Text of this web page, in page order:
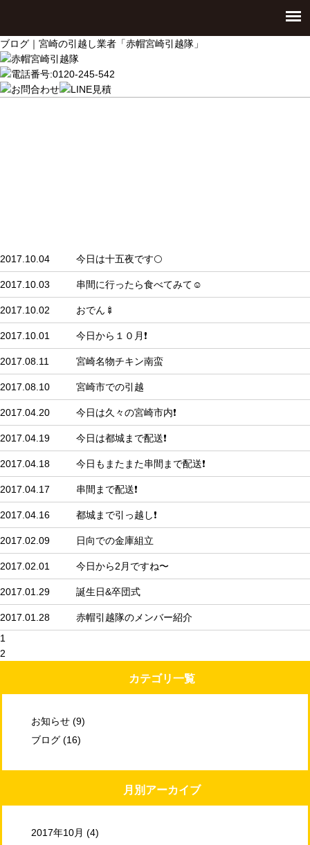
ブログ｜宮崎の引越し業者「赤帽宮崎引越隊」
2017.10.04 今日は十五夜です🌕
2017.10.03 串間に行ったら食べてみて☺
2017.10.02 おでん🍢
2017.10.01 今日から１０月❗
2017.08.11 宮崎名物チキン南蛮
2017.08.10 宮崎市での引越
2017.04.20 今日は久々の宮崎市内❗
2017.04.19 今日は都城まで配送❗
2017.04.18 今日もまたまた串間まで配送❗
2017.04.17 串間まで配送❗
2017.04.16 都城まで引っ越し❗
2017.02.09 日向での金庫組立
2017.02.01 今日から2月ですね〜
2017.01.29 誕生日&卒団式
2017.01.28
赤帽引越隊のメンバー紹介
1
2
カテゴリ一覧
お知らせ (9)
ブログ (16)
月別アーカイブ
2017年10月 (4)